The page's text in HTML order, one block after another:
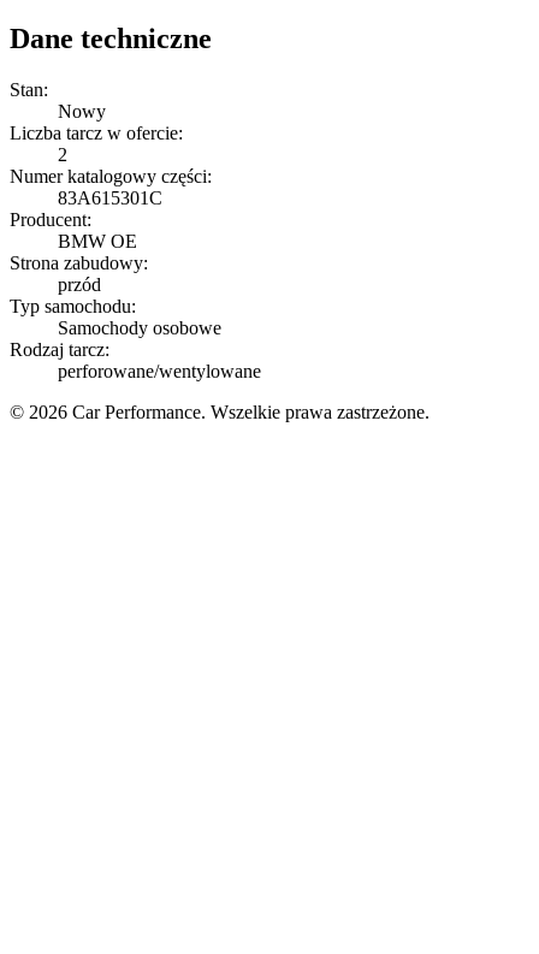
Dane techniczne
Stan:
Nowy
Liczba tarcz w ofercie:
2
Numer katalogowy części:
83A615301C
Producent:
BMW OE
Strona zabudowy:
przód
Typ samochodu:
Samochody osobowe
Rodzaj tarcz:
perforowane/wentylowane
© 2026 Car Performance. Wszelkie prawa zastrzeżone.